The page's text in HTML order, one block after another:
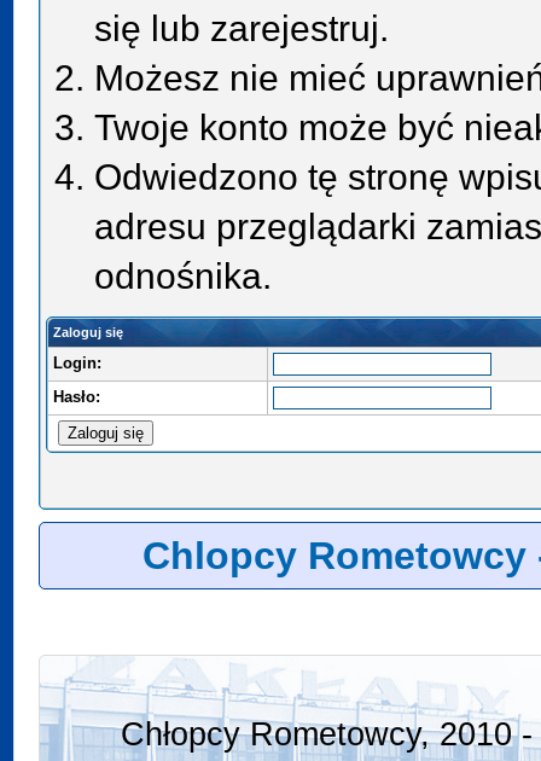
się lub zarejestruj.
Możesz nie mieć
Twoje konto może być
Odwiedzono tę stronę
adresu przeglądarki
odnośnika.
Zaloguj się
Login:
Hasło:
Chlopcy Rometowcy
Chłopcy Rometowcy, 2010